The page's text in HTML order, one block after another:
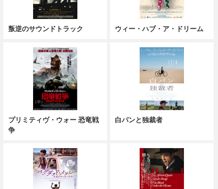
叛逆のサウンドトラック ウィー・ハブ・ア・ドリーム
プリミティヴ・ウォー 恐竜戦
争
白パンと独裁者